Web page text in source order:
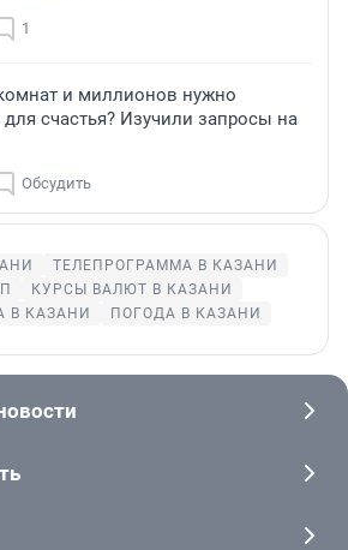
1
и миллионов нужно
счастья? Изучили запросы на
Обсудить
ТЕЛЕПРОГРАММА В КАЗАНИ
КУРСЫ ВАЛЮТ В КАЗАНИ
В КАЗАНИ
ПОГОДА В КАЗАНИ